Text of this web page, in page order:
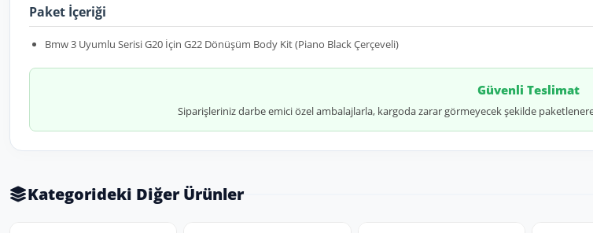
Paket İçeriği
Bmw 3 Uyumlu Serisi G20 İçin G22 Dönüşüm Body Kit (Piano Black Çerçeveli)
Güvenli Teslimat
Siparişleriniz darbe emici özel ambalajlarla, kargoda zarar görmeyecek şekilde
Kategorideki Diğer Ürünler